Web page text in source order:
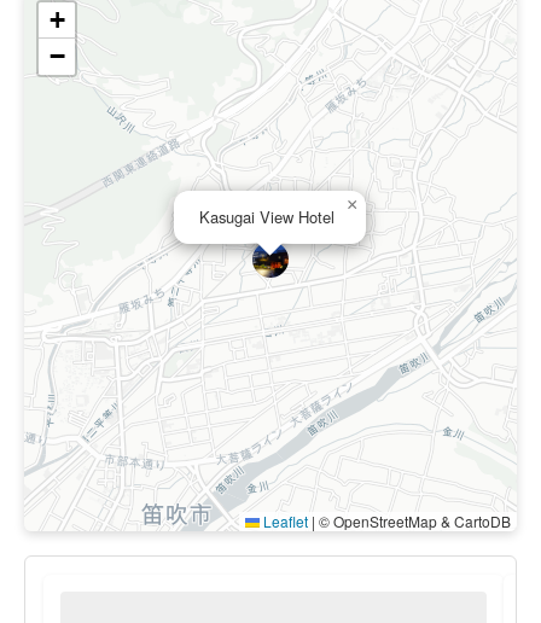
Kasugai View Hotel
×
+
−
Leaflet | © OpenStreetMap & CartoDB